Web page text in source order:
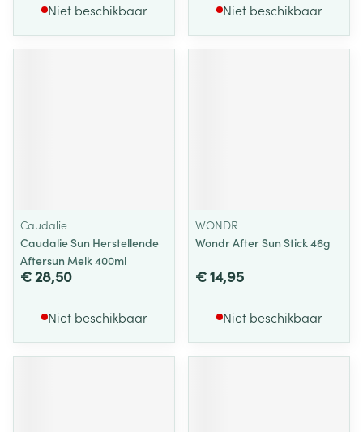
Niet beschikbaar Niet beschikbaar
Caudalie
Caudalie Sun Herstellende
Aftersun Melk 400ml
€ 28,50
Niet beschikbaar
WONDR
Wondr After Sun Stick 46g
€ 14,95
Niet beschikbaar